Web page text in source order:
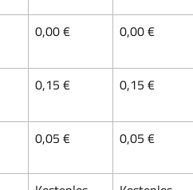
0,00 € 0,00 €
0,15 € 0,15 €
0,05 € 0,05 €